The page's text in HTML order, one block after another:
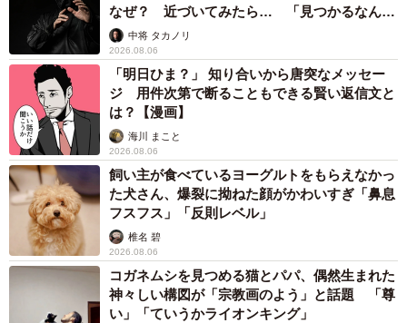
なぜ？ 近づいてみたら… 「見つかるなんて
未熟」中将 タカノリ
2026.08.06
「明日ひま？」 知り合いから唐突なメッセー
ジ 用件次第で断ることもできる賢い返信文と
は？【漫画】
海川 まこと
2026.08.06
飼い主が食べているヨーグルトをもらえなかっ
た犬さん、爆裂に拗ねた顔がかわいすぎ「鼻息
フスフス」「反則レベル」
椎名 碧
2026.08.06
コガネムシを見つめる猫とパパ、偶然生まれた
神々しい構図が「宗教画のよう」と話題 「尊
い」「ていうかライオンキング」